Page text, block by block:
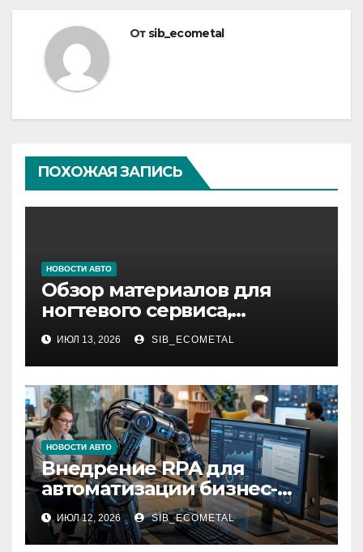
От sib_ecometal
ПОХОЖАЯ ЗАПИСЬ
НОВОСТИ АВТО
Обзор материалов для
ногтевого сервиса,
наращивания ресниц и
депиляции
ИЮЛ 13, 2026 SIB_ECOMETAL
НОВОСТИ АВТО
Внедрение RPA для
автоматизации бизнес-
процессов
ИЮЛ 12, 2026 SIB_ECOMETAL